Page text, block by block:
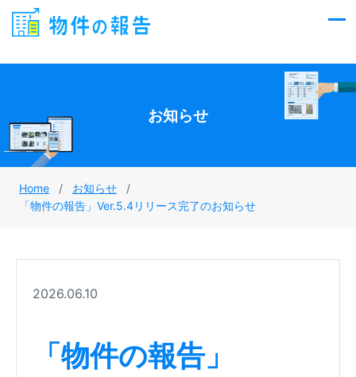
Skip
お知らせ
Home / お知らせ
/
「物件の報告」Ver.5.4リリース完了のお知らせ
2026.06.10
「物件の報告」